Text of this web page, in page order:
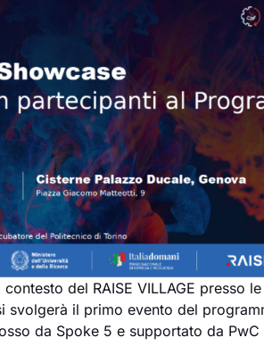
del RAISE VILLAGE presso
svolgerà il primo evento del
da Spoke 5 e supportato da PwC